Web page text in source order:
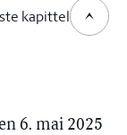
kapittel
6. mai 2025